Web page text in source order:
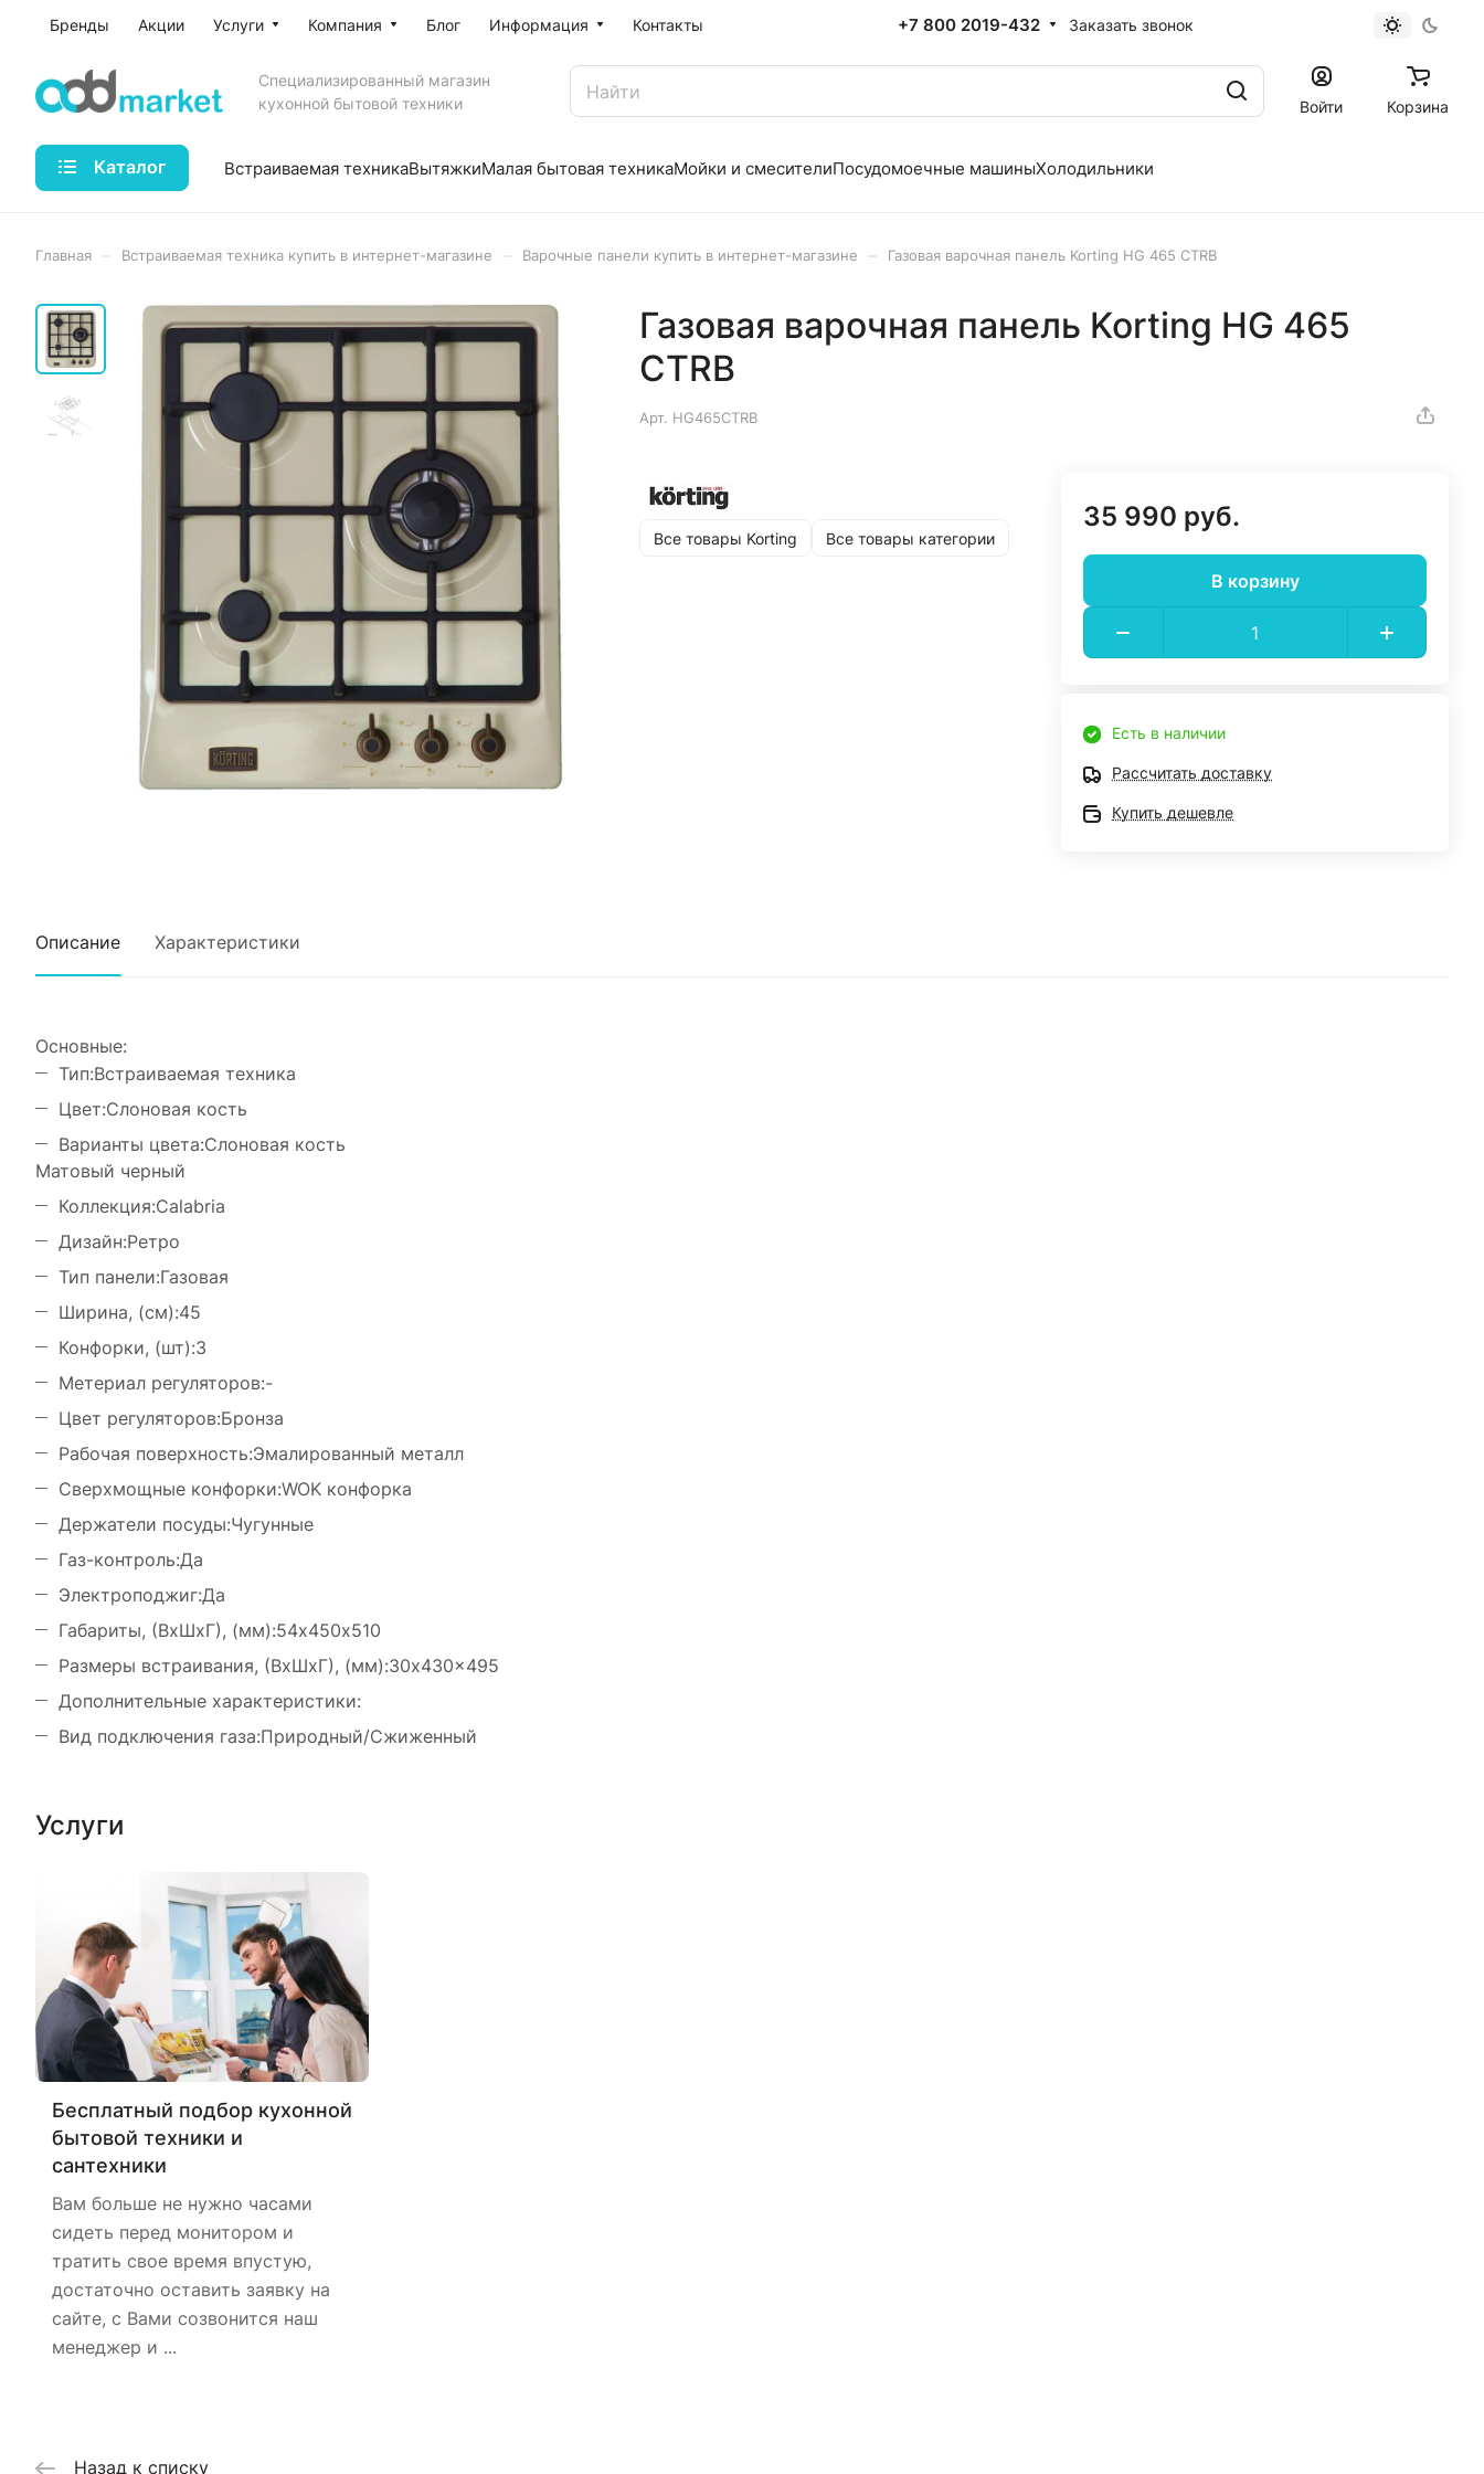
Бренды Акции Услуги Компания Блог Информация Контакты +7 800 2019-432 Заказать звонок
Специализированный магазин
кухонной бытовой техники
Войти Корзина
Каталог Встраиваемая техникаВытяжкиМалая бытовая техникаМойки и смесителиПосудомоечные машиныХолодильники
Главная Встраиваемая техника купить в интернет-магазине Варочные панели купить в интернет-магазине Газовая варочная панель Korting HG 465 CTRB
Газовая варочная панель Korting HG 465
CTRB
Арт. HG465CTRB
Все товары Korting Все товары категории
35 990 руб.
В корзину
Есть в наличии
Рассчитать доставку
Купить дешевле
Описание Характеристики
Основные:
Тип:Встраиваемая техника
Цвет:Слоновая кость
Варианты цвета:Слоновая кость
Матовый черный
Коллекция:Calabria
Дизайн:Ретро
Тип панели:Газовая
Ширина, (см):45
Конфорки, (шт):3
Метериал регуляторов:-
Цвет регуляторов:Бронза
Рабочая поверхность:Эмалированный металл
Сверхмощные конфорки:WOK конфорка
Держатели посуды:Чугунные
Газ-контроль:Да
Электроподжиг:Да
Габариты, (ВхШхГ), (мм):54х450х510
Размеры встраивания, (ВхШхГ), (мм):30x430x495
Дополнительные характеристики:
Вид подключения газа:Природный/Сжиженный
Услуги
Бесплатный подбор кухонной
бытовой техники и
сантехники
Вам больше не нужно часами
сидеть перед монитором и
тратить свое время впустую,
достаточно оставить заявку на
сайте, с Вами созвонится наш
менеджер и ...
Назад к списку